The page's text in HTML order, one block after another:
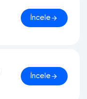
İncele
İncele